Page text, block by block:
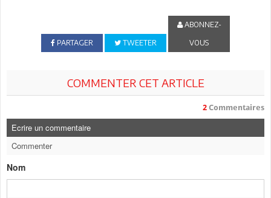
PARTAGER TWEETER
ABONNEZ-
VOUS
COMMENTER CET ARTICLE
2 Commentaires
Ecrire un commentaire
Commenter
Nom